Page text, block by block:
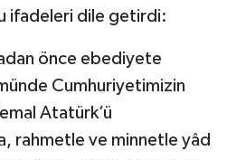
ifadeleri dile getirdi:
önce ebediyete
Cumhuriyetimizin
Atatürk’ü
rahmetle ve minnetle yâd